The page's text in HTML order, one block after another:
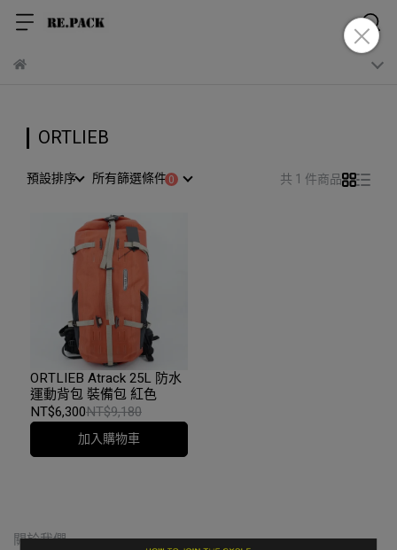
ORTLIEB
預設排序 所有篩選條件 共 1 件商品
ORTLIEB Atrack 25L 防水
運動背包 裝備包 紅色
NT$6,300NT$9,180
加入購物車
關於我們